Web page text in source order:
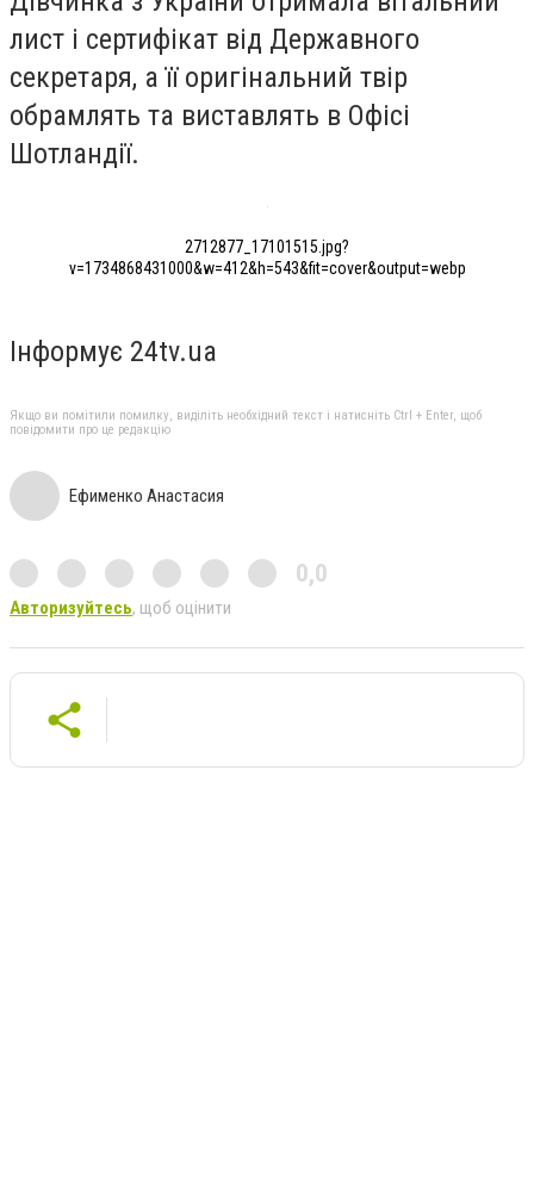
лист і сертифікат від Державного
секретаря, а її оригінальний твір
обрамлять та виставлять в Офісі
Шотландії.
2712877_17101515.jpg?
v=1734868431000&w=412&h=543&fit=cover&output=webp
Інформує 24tv.ua
Якщо ви помітили помилку, виділіть необхідний текст і натисніть Ctrl + Enter, щоб
повідомити про це редакцію
Ефименко Анастасия
0,0
Авторизуйтесь, щоб оцінити